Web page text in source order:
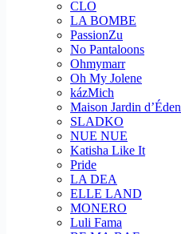
CLO
LA BOMBE
PassionZu
No Pantaloons
Ohmymarr
Oh My Jolene
kázMich
Maison Jardin d’Éden
SLADKO
NUE NUE
Katisha Like It
Pride
LA DEA
ELLE LAND
MONERO
Luli Fama